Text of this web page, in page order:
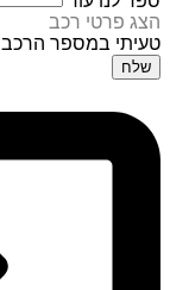
הצג פרטי רכב
טעיתי במספר הרכב
שלח